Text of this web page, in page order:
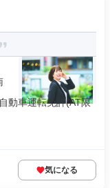
動車運転免許(AT限
気になる